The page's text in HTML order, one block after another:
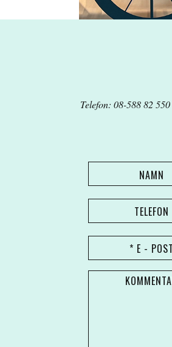
Telefon: 08-588 82
NAMN
TELEFON
* E - POST